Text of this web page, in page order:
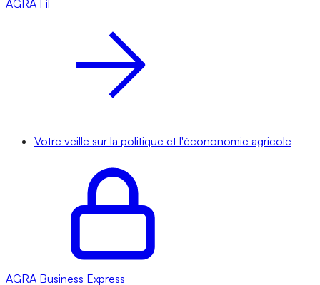
AGRA Fil
Votre veille sur la politique et l'écononomie agricole
AGRA Business Express